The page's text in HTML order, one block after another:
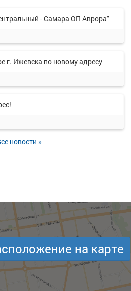
- Самара ОП Аврора"
г. Ижевска по новому адресу
новости »
на карте